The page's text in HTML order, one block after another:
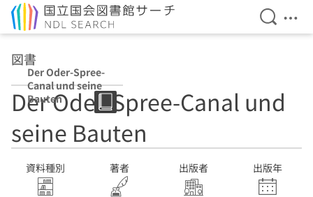
検索を
メ
図書
Der Oder-Spree-
Canal und seine
Bauten
Der Oder-Spree-Canal und
seine Bauten
資料種別 著者 出版者 出版年